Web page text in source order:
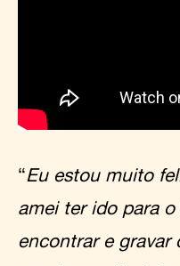
“Eu estou muito
amei ter ido para
encontrar e gravar